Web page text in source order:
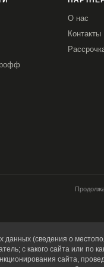
О нас
Контакты
данных (сведения о
с какого сайта или по
сайта,